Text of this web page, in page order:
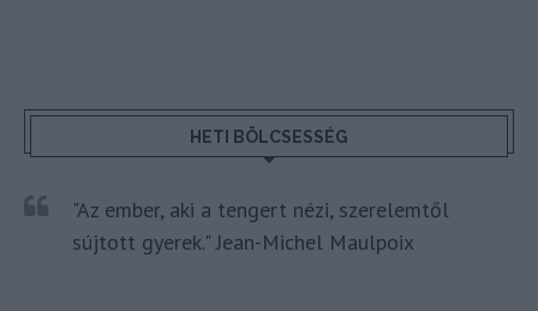
HETI BÖLCSESSÉG
"Az ember, aki a tengert nézi, szerelemtől
sújtott gyerek." Jean-Michel Maulpoix